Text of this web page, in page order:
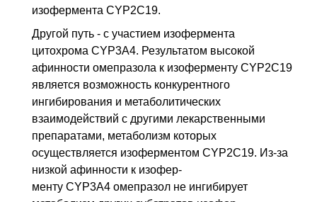
изофермента CYP2C19.
Другой путь - с участием изофермента
цитохрома CYP3A4. Результатом высокой
афинности омепразола к изоферменту CYP2C19
является возможность конкурентного
ингибирования и метаболитических
взаимодействий с другими лекарственными
препаратами, метаболизм кото­рых
осуществляется изоферментом CYP2C19. Из-за
низкой афинности к изофер­
менту CYP3A4 омепразол не ингибирует